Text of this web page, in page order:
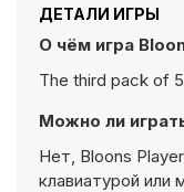
ДЕТАЛИ ИГРЫ
О чём игра
The third pack of
Можно ли
Нет, Bloons
клавиатурой или